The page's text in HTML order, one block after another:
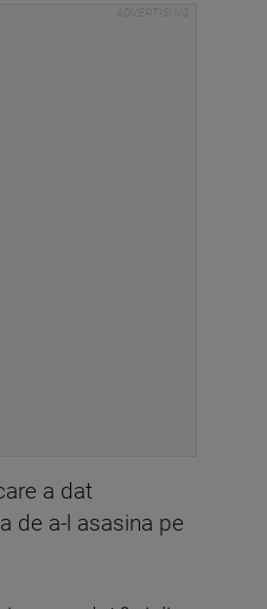
a dat
de a-l asasina pe